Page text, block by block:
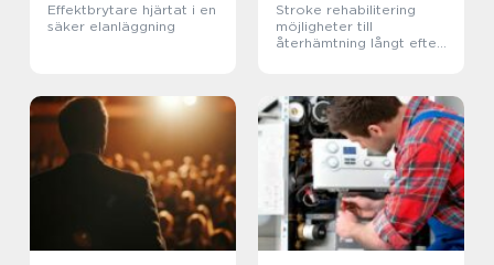
Effektbrytare hjärtat i en
säker elanläggning
Stroke rehabilitering
möjligheter till
återhämtning långt efter